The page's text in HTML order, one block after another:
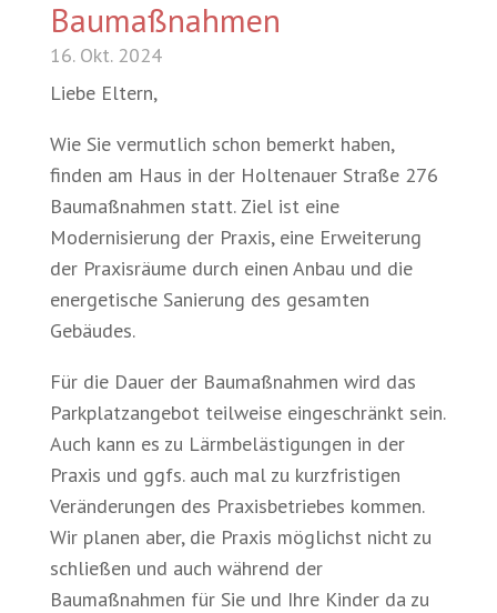
Baumaßnahmen
16. Okt. 2024
Liebe Eltern,
Wie Sie vermutlich schon bemerkt haben,
finden am Haus in der Holtenauer Straße 276
Baumaßnahmen statt. Ziel ist eine
Modernisierung der Praxis, eine Erweiterung
der Praxisräume durch einen Anbau und die
energetische Sanierung des gesamten
Gebäudes.
Für die Dauer der Baumaßnahmen wird das
Parkplatzangebot teilweise eingeschränkt sein.
Auch kann es zu Lärmbelästigungen in der
Praxis und ggfs. auch mal zu kurzfristigen
Veränderungen des Praxisbetriebes kommen.
Wir planen aber, die Praxis möglichst nicht zu
schließen und auch während der
Baumaßnahmen für Sie und Ihre Kinder da zu